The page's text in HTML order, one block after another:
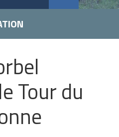
Tour du